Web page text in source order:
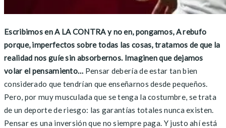
Escribimos en A LA CONTRA y no en, pongamos, A rebufo
porque, imperfectos sobre todas las cosas, tratamos de que la
realidad nos guíe sin absorbernos. Imaginen que dejamos
volar el pensamiento… Pensar debería de estar tan bien
considerado que tendrían que enseñarnos desde pequeños.
Pero, por muy musculada que se tenga la costumbre, se trata
de un deporte de riesgo: las garantías totales nunca existen.
Pensar es una inversión que no siempre paga. Y justo ahí está